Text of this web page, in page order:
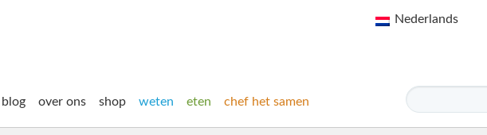
blog over ons shop weten eten chef het samen
Nederlands